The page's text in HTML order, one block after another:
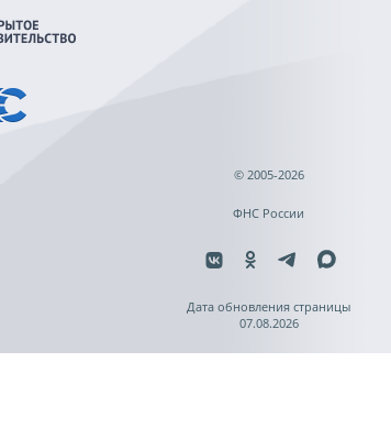
© 2005-2026
ФНС России
Дата обновления страницы
07.08.2026